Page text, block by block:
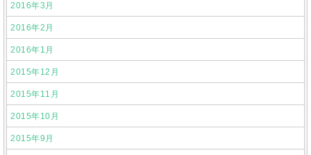
2016年3月
2016年2月
2016年1月
2015年12月
2015年11月
2015年10月
2015年9月